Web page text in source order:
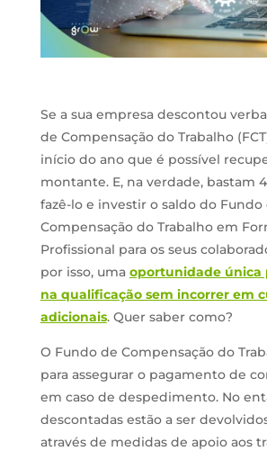
Se a sua empresa descontou
de Compensação do Trabalho
início do ano que é possível
montante. E, na verdade, bastam
fazê-lo e investir o saldo do Fundo
Compensação do Trabalho em
Profissional para os seus
por isso, uma oportunidade única
na qualificação sem incorrer em
adicionais. Quer saber como?
O Fundo de Compensação do
para assegurar o pagamento de
em caso de despedimento. No
descontadas estão a ser
através de medidas de apoio aos